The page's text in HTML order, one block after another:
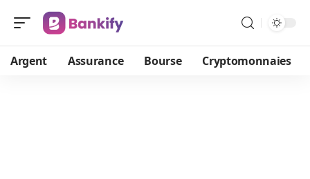
Argent Assurance Bourse Cryptomonnaies